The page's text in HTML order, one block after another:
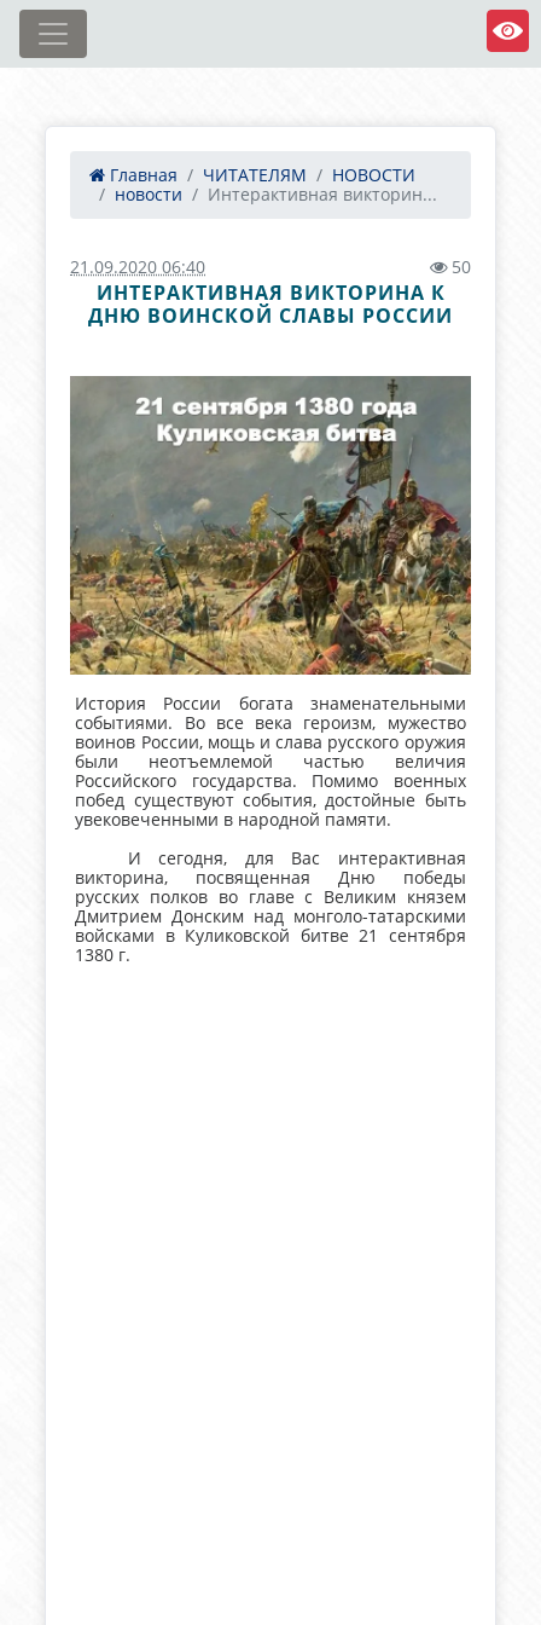
Главная ЧИТАТЕЛЯМ
НОВОСТИ
новости
Интерактивная викторин...
21.09.2020 06:40 50
ИНТЕРАКТИВНАЯ ВИКТОРИНА К
ДНЮ ВОИНСКОЙ СЛАВЫ РОССИИ
История России богата знаменательными
событиями. Во все века героизм, мужество
воинов России, мощь и слава русского оружия
были неотъемлемой частью величия
Российского государства. Помимо военных
побед существуют события, достойные быть
увековеченными в народной памяти.
И сегодня, для Вас интерактивная
викторина, посвященная Дню победы
русских полков во главе с Великим князем
Дмитрием Донским над монголо-татарскими
войсками в Куликовской битве 21 сентября
1380 г.